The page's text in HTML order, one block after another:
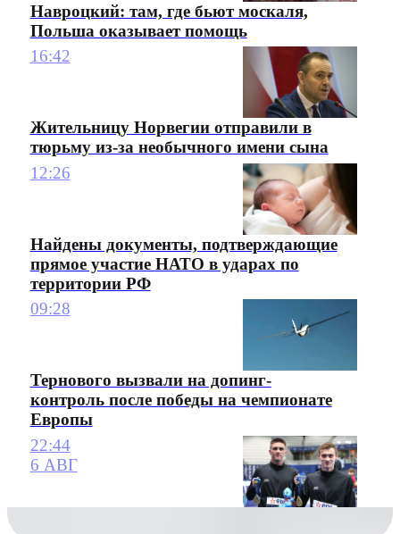
Навроцкий: там, где бьют москаля,
Польша оказывает помощь
16:42
Жительницу Норвегии отправили в
тюрьму из-за необычного имени сына
12:26
Найдены документы, подтверждающие
прямое участие НАТО в ударах по
территории РФ
09:28
Тернового вызвали на допинг-
контроль после победы на чемпионате
Европы
22:44
6 АВГ